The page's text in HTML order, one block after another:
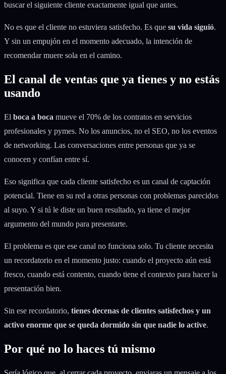
buscar el siguiente cliente exactamente igual que antes.
No es que el cliente no estuviera satisfecho. Es que su vida siguió.
Y sin un empujón en el momento adecuado, la intención de
recomendar muere sola en el camino.
El canal de ventas que ya tienes y no estás
usando
El boca a boca mueve el 70% de los contratos en servicios
profesionales y pymes. No los anuncios, no el SEO, no los eventos
de networking. Las conversaciones entre personas que ya se
conocen y confían entre sí.
Eso significa que cada cliente satisfecho es un canal de captación
potencial. Tiene en su red a otras personas con problemas parecidos
al suyo. Y si tú le diste un buen resultado, ya tiene el mejor
argumento del mundo para presentarte.
El problema es que ese canal no funciona solo. Tu cliente necesita
un recordatorio en el momento justo: cuando el proyecto aún está
fresco, cuando está contento, cuando tiene el contexto para hacer la
presentación bien.
Sin ese recordatorio, tienes decenas de clientes satisfechos y un
activo enorme que se queda dormido sin que nadie lo active.
Por qué no lo haces tú mismo